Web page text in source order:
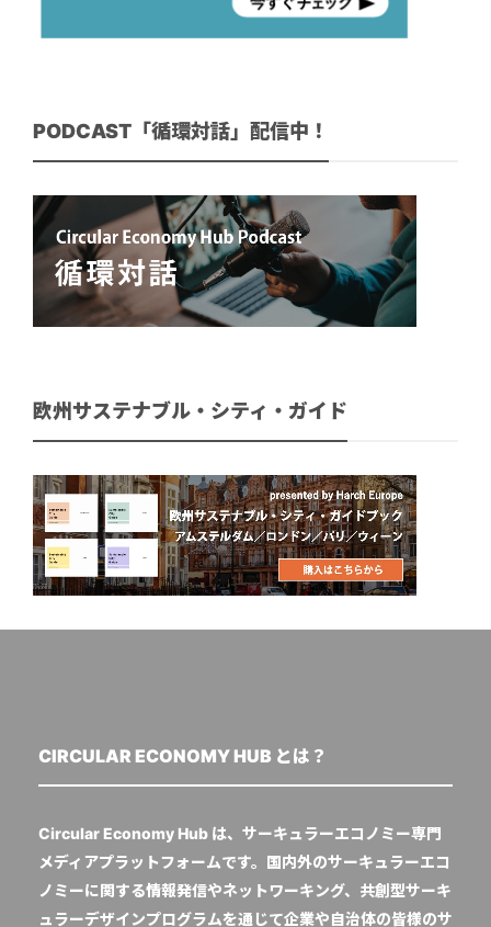
PODCAST「循環対話」配信中！
欧州サステナブル・シティ・ガイド
CIRCULAR ECONOMY HUB とは？
Circular Economy Hub は、サーキュラーエコノミー専門
メディアプラットフォームです。国内外のサーキュラーエコ
ノミーに関する情報発信やネットワーキング、共創型サーキ
ュラーデザインプログラムを通じて企業や自治体の皆様のサ